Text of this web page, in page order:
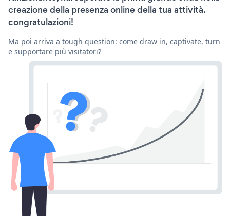
creazione della presenza online della tua attività.
congratulazioni!
Ma poi arriva a tough question: come draw in, captivate, turn
e supportare più visitatori?